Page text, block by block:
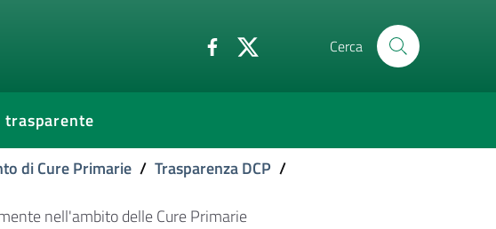
Cerca
di Cure Primarie / Trasparenza DCP /
nell'ambito delle Cure Primarie